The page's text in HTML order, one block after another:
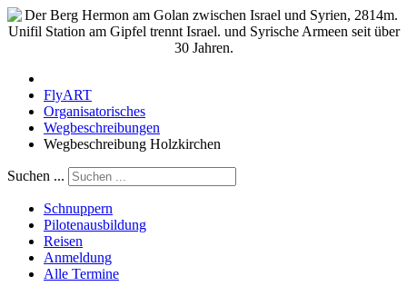
FlyART
Organisatorisches
Wegbeschreibungen
Wegbeschreibung Holzkirchen
Suchen ...
Schnuppern
Pilotenausbildung
Reisen
Anmeldung
Alle Termine